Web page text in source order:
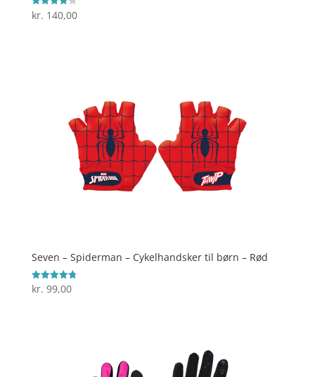
Vurderet
4.2
kr. 140,00
Seven – Spiderman – Cykelhandsker til børn – Rød
Vurderet
4.8
kr. 99,00